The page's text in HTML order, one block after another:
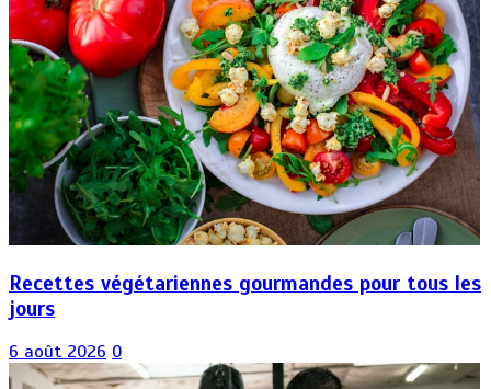
Recettes végétariennes gourmandes pour tous les
jours
6 août 2026 0